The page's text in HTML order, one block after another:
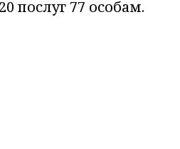
послуг 77 особам.